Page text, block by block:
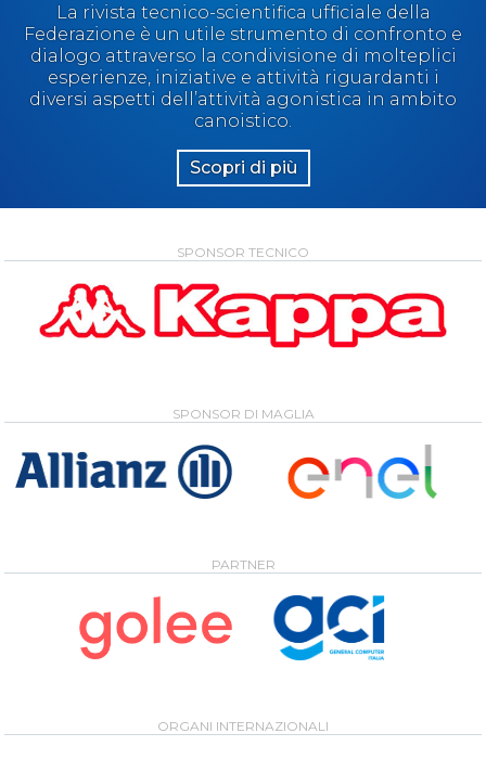
La rivista tecnico-scientifica ufficiale della
Federazione è un utile strumento di confronto e
dialogo attraverso la condivisione di molteplici
esperienze, iniziative e attività riguardanti i
diversi aspetti dell’attività agonistica in ambito
canoistico.
Scopri di più
SPONSOR TECNICO
SPONSOR DI MAGLIA
PARTNER
ORGANI INTERNAZIONALI